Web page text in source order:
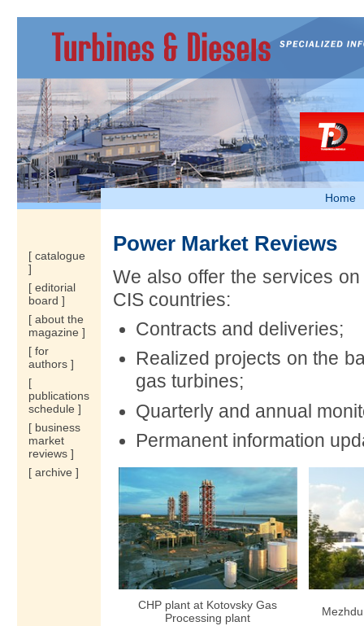
Home
[ catalogue
]
[ editorial
board ]
[ about the
magazine ]
[ for
authors ]
[
publications
schedule ]
[ business
market
reviews ]
[ archive ]
Power Market Reviews
We also offer the services
CIS countries:
Contracts and deliveries;
Realized projects on the
gas turbines;
Quarterly and annual
Permanent information
CHP plant at Kotovsky Gas
Processing plant